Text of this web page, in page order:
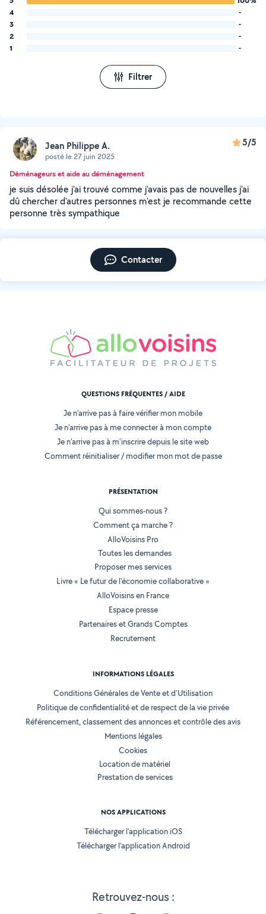
4
-
3
-
2
-
1
-
Filtrer
Jean Philippe A.
posté le 27 juin 2025
5/5
Déménageurs et aide au déménagement
je suis désolée j'ai trouvé comme j'avais pas de nouvelles j'ai
dû chercher d'autres personnes m'est je recommande cette
personne très sympathique
Contacter
Retrouvez-nous :
QUESTIONS FRÉQUENTES / AIDE
Je n'arrive pas à faire vérifier mon mobile
Je n'arrive pas à me connecter à mon compte
Je n'arrive pas à m'inscrire depuis le site web
Comment réinitialiser / modifier mon mot de passe
PRÉSENTATION
Qui sommes-nous ?
Comment ça marche ?
AlloVoisins Pro
Toutes les demandes
Proposer mes services
Livre « Le futur de l'économie collaborative »
AlloVoisins en France
Espace presse
Partenaires et Grands Comptes
Recrutement
INFORMATIONS LÉGALES
Conditions Générales de Vente et d'Utilisation
Politique de confidentialité et de respect de la vie privée
Référencement, classement des annonces et contrôle des avis
Mentions légales
Cookies
Location de matériel
Prestation de services
NOS APPLICATIONS
Télécharger l’application iOS
Télécharger l’application Android